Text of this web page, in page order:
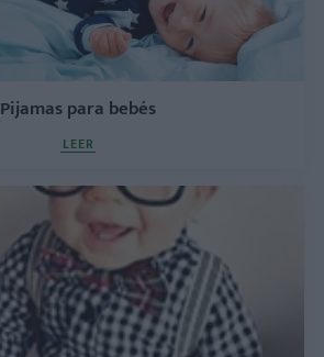
Pijamas para bebés
LEER